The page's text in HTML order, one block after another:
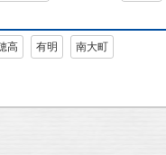
高 有明 南大町